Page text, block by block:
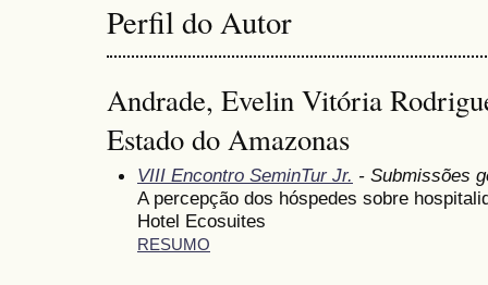
Perfil do Autor
Andrade, Evelin Vitória
Estado do Amazonas
VIII Encontro SeminTur Jr. - Submissões
A percepção dos hóspedes sobre
Hotel Ecosuites
RESUMO